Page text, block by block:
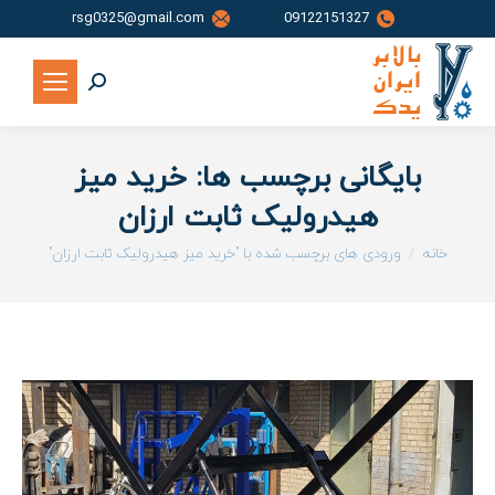
09122151327
rsg0325@gmail.com
جستجو:
بایگانی برچسب ها: خرید میز
هیدرولیک ثابت ارزان
شما اینجا هستید:
خانه ورودی های برچسب شده با "خرید میز هیدرولیک ثابت ارزان"